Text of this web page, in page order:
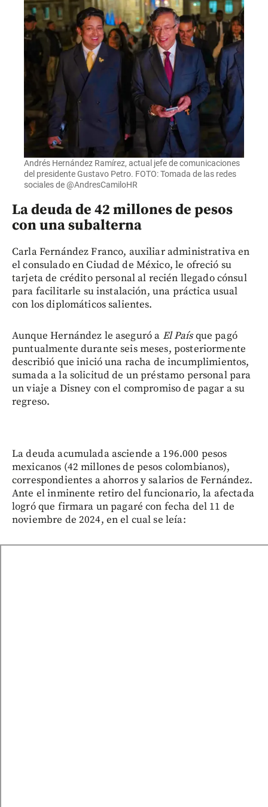
Andrés Hernández Ramírez, actual jefe de comunicaciones
del presidente Gustavo Petro. FOTO: Tomada de las redes
sociales de @AndresCamiloHR
La deuda de 42 millones de pesos
con una subalterna
Carla Fernández Franco, auxiliar administrativa en
el consulado en Ciudad de México, le ofreció su
tarjeta de crédito personal al recién llegado cónsul
para facilitarle su instalación, una práctica usual
con los diplomáticos salientes.
Aunque Hernández le aseguró a El Paísque pagó
puntualmente durante seis meses, posteriormente
describió que inició una racha de incumplimientos,
sumada a la solicitud de un préstamo personal para
un viaje a Disney con el compromiso de pagar a su
regreso.
La deuda acumulada asciende a 196.000 pesos
mexicanos (42 millones de pesos colombianos),
correspondientes a ahorros y salarios de Fernández.
Ante el inminente retiro del funcionario, la afectada
logró que firmara un pagaré con fecha del 11 de
noviembre de 2024, en el cual se leía: